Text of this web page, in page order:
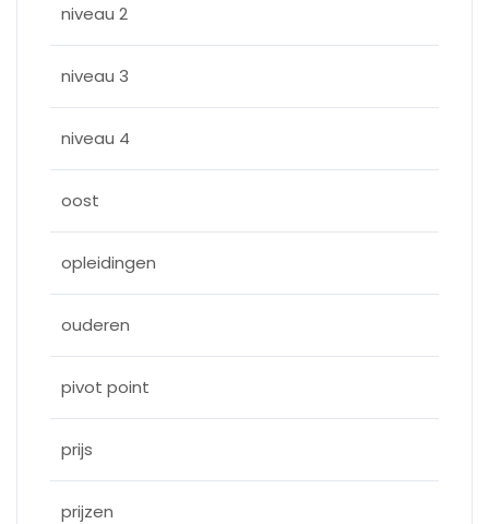
niveau 2
niveau 3
niveau 4
oost
opleidingen
ouderen
pivot point
prijs
prijzen